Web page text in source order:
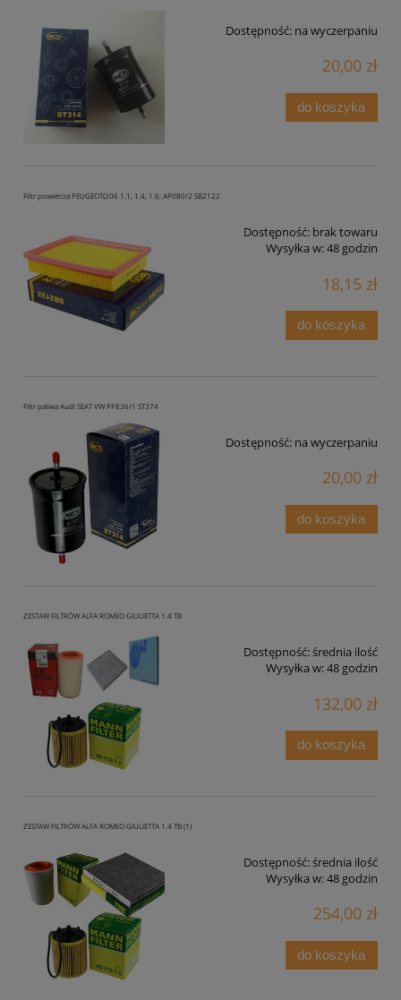
Dostępność: na wyczerpaniu
20,00 zł
do koszyka
Filtr powietrza PEUGEOT(206 1.1, 1.4, 1.6; AP080/2 SB2122
Dostępność: brak towaru
Wysyłka w:48 godzin
18,15 zł
do koszyka
Filtr paliwa Audi SEAT VW PP836/1 ST374
Dostępność: na wyczerpaniu
20,00 zł
do koszyka
ZESTAW FILTRÓW ALFA ROMEO GIULIETTA 1.4 TB
Dostępność:średnia ilość
Wysyłka w:48 godzin
132,00 zł
do koszyka
ZESTAW FILTRÓW ALFA ROMEO GIULIETTA 1.4 TB (1)
Dostępność:średnia ilość
Wysyłka w:48 godzin
254,00 zł
do koszyka